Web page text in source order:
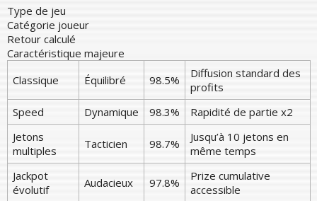
Type de jeu
Catégorie joueur
Retour calculé
Caractéristique majeure
Classique
Équilibré 98.5%
Diffusion standard des
profits
Speed
Dynamique 98.3%
Rapidité de partie x2
Jetons
multiples
Tacticien 98.7%
Jusqu’à 10 jetons en
même temps
Jackpot
évolutif
Audacieux 97.8%
Prize cumulative
accessible